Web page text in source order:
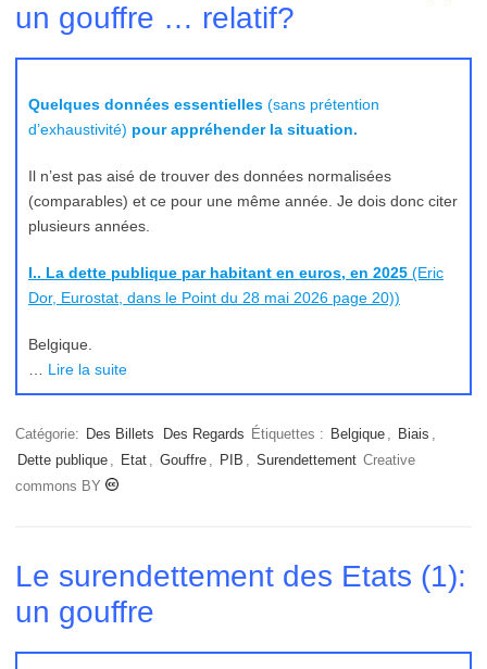
un gouffre … relatif?
Quelques données essentielles (sans prétention
d’exhaustivité) pour appréhender la situation.
Il n’est pas aisé de trouver des données normalisées
(comparables) et ce pour une même année. Je dois donc citer
plusieurs années.
I.. La dette publique par habitant en euros, en 2025 (Eric
Dor, Eurostat, dans le Point du 28 mai 2026 page 20))
Belgique.
Lire la suite
Catégorie: Des Billets Des Regards Étiquettes : Belgique , Biais ,
Dette publique , Etat , Gouffre , PIB , Surendettement Creative
commons BY
Le surendettement des Etats (1):
un gouffre